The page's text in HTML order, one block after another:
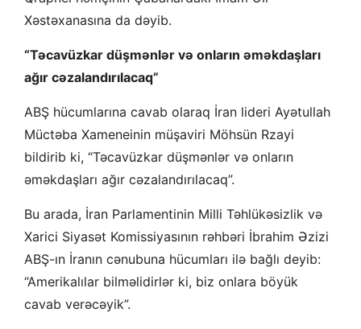
Xəstəxanasına da dəyib.
“Təcavüzkar düşmənlər və onların əməkdaşları
ağır cəzalandırılacaq”
ABŞ hücumlarına cavab olaraq İran lideri Ayətullah
Müctəba Xameneinin müşaviri Möhsün Rzayi
bildirib ki, “Təcavüzkar düşmənlər və onların
əməkdaşları ağır cəzalandırılacaq”.
Bu arada, İran Parlamentinin Milli Təhlükəsizlik və
Xarici Siyasət Komissiyasının rəhbəri İbrahim Əzizi
ABŞ-ın İranın cənubuna hücumları ilə bağlı deyib:
“Amerikalılar bilməlidirlər ki, biz onlara böyük
cavab verəcəyik”.